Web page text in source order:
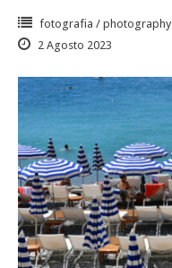
fotografia / photography
2 Agosto 2023